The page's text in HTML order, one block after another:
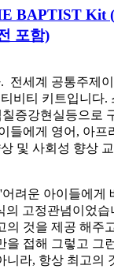
BAPTIST Kit
포함)
전세계 공통주제
비티 키트입니다.
증강현실등으로
들에게 영어, 아프
및 사회성 향상
려운 아이들에게
의 고정관념이었습
의 것을 제공 해주
을 접해 그렇고 그
니라, 항상 최고의